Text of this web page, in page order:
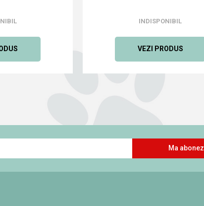
INDISPONIBIL
VEZI PRODUS
Ma abonez